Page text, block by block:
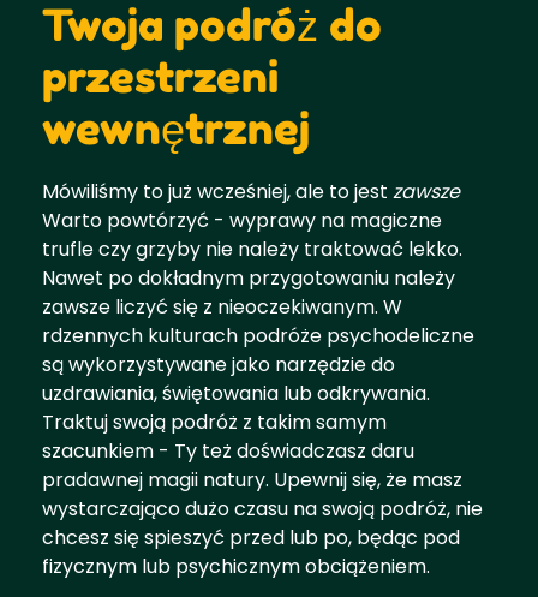
Twoja podróż do
przestrzeni
wewnętrznej
Mówiliśmy to już wcześniej, ale to jest zawsze
Warto powtórzyć - wyprawy na magiczne
trufle czy grzyby nie należy traktować lekko.
Nawet po dokładnym przygotowaniu należy
zawsze liczyć się z nieoczekiwanym. W
rdzennych kulturach podróże psychodeliczne
są wykorzystywane jako narzędzie do
uzdrawiania, świętowania lub odkrywania.
Traktuj swoją podróż z takim samym
szacunkiem - Ty też doświadczasz daru
pradawnej magii natury. Upewnij się, że masz
wystarczająco dużo czasu na swoją podróż, nie
chcesz się spieszyć przed lub po, będąc pod
fizycznym lub psychicznym obciążeniem.